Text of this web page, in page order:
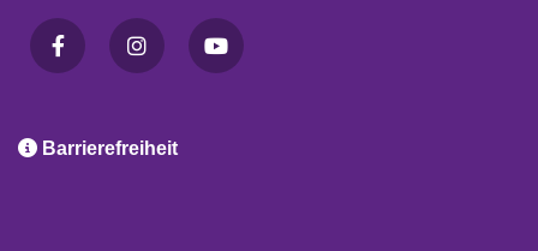
 Barrierefreiheit